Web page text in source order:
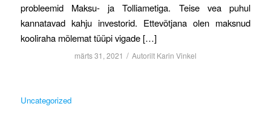
probleemid Maksu- ja Tolliametiga. Teise vea puhul
kannatavad kahju investorid. Ettevõtjana olen maksnud
kooliraha mõlemat tüüpi vigade […]
märts 31, 2021 / Autorilt Karin Vinkel
Uncategorized